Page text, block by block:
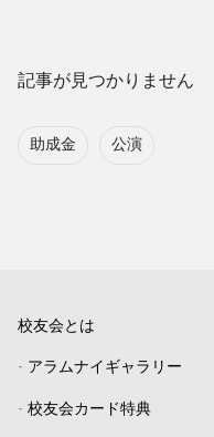
記事が見つかりません
助成金 公演
校友会とは
- アラムナイギャラリー
- 校友会カード特典